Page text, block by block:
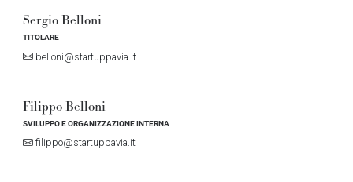
Sergio Belloni
TITOLARE
belloni@startuppavia.it
Filippo Belloni
SVILUPPO E ORGANIZZAZIONE INTERNA
filippo@startuppavia.it